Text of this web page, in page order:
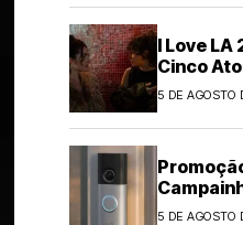
I Love LA
Cinco
Elenco
5 DE AGOSTO
de Até
5 DE AGOSTO